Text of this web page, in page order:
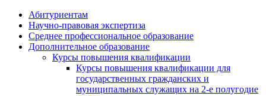
Абитуриентам
Научно-правовая экспертиза
Cреднее профессиональное образование
Дополнительное образование
Курсы повышения квалификации
Курсы повышения квалификации для
государственных гражданских и
муниципальных служащих на 2-е полугодие